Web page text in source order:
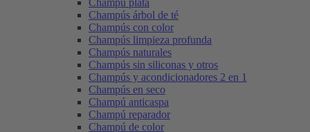
Champú plata
Champús árbol de té
Champús con color
Champús limpieza profunda
Champús naturales
Champús sin siliconas y otros
Champús y acondicionadores 2 en 1
Champús en seco
Champú anticaspa
Champú reparador
Champú de color